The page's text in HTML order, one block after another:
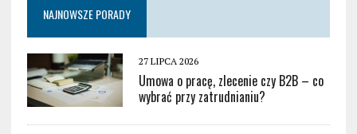
NAJNOWSZE PORADY
27 LIPCA 2026
Umowa o pracę, zlecenie czy B2B – co
wybrać przy zatrudnianiu?